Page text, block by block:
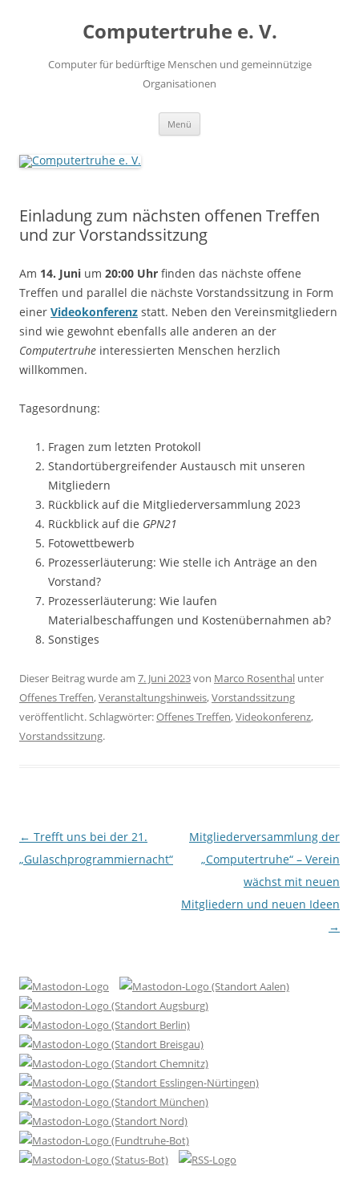
Computertruhe e. V.
Computer für bedürftige Menschen und gemeinnützige
Organisationen
Menü
Einladung zum nächsten offenen Treffen
und zur Vorstandssitzung
Am 14. Juni um 20:00 Uhr finden das nächste offene
Treffen und parallel die nächste Vorstandssitzung in Form
einer Videokonferenz statt. Neben den Vereinsmitgliedern
sind wie gewohnt ebenfalls alle anderen an der
Computertruhe interessierten Menschen herzlich
willkommen.
Tagesordnung:
Fragen zum letzten Protokoll
Standortübergreifender Austausch mit unseren
Mitgliedern
Rückblick auf die Mitgliederversammlung 2023
Rückblick auf die GPN21
Fotowettbewerb
Prozesserläuterung: Wie stelle ich Anträge an den
Vorstand?
Prozesserläuterung: Wie laufen
Materialbeschaffungen und Kostenübernahmen ab?
Sonstiges
Dieser Beitrag wurde am 7. Juni 2023von Marco Rosenthal unter
Offenes Treffen,Veranstaltungshinweis,Vorstandssitzung
veröffentlicht. Schlagwörter:Offenes Treffen,Videokonferenz,
Vorstandssitzung.
Beitragsnavigation
← Trefft uns bei der 21.
„Gulaschprogrammiernacht“
Mitgliederversammlung der
„Computertruhe“ – Verein
wächst mit neuen
Mitgliedern und neuen Ideen
→